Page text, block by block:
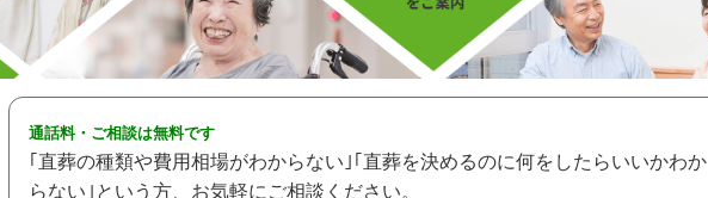
通話料・ご相談は無料です
｢直葬の種類や費用相場がわからない｣｢直葬を決めるのに何をしたらいいかわか
らない｣という方、お気軽にご相談ください。